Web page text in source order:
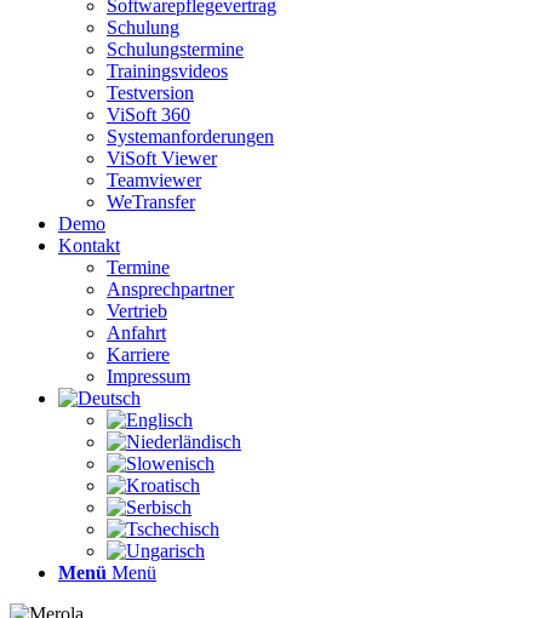
Softwarepflegevertrag
Schulung
Schulungstermine
Trainingsvideos
Testversion
ViSoft 360
Systemanforderungen
ViSoft Viewer
Teamviewer
WeTransfer
Demo
Kontakt
Termine
Ansprechpartner
Vertrieb
Anfahrt
Karriere
Impressum
Menü Menü